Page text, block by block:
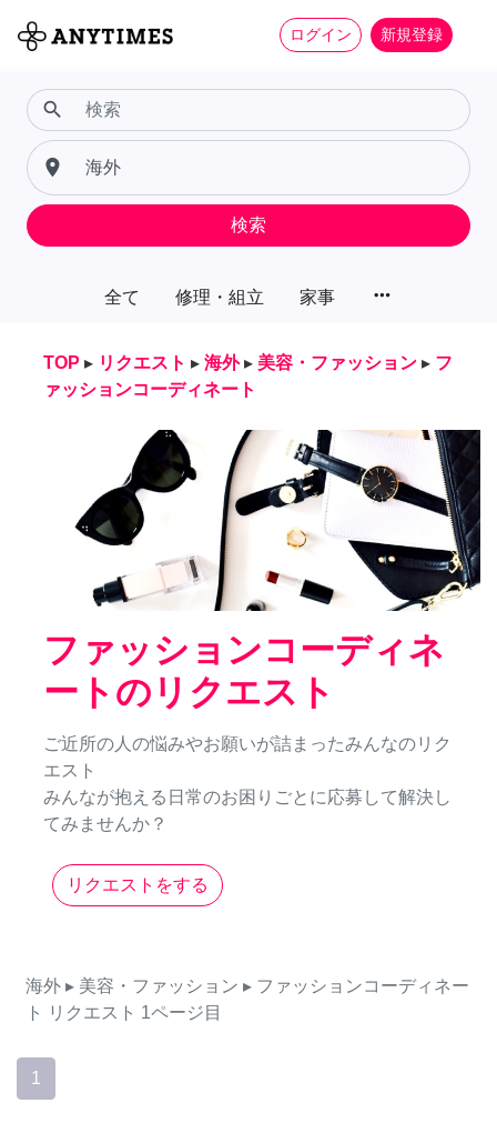
ログイン 新規登録
全て 修理・組立 家事 more_horiz
search
place
検索
TOP ▸ リクエスト ▸ 海外 ▸ 美容・ファッション ▸ フ
ァッションコーディネート
ファッションコーディネ
ートのリクエスト
ご近所の人の悩みやお願いが詰まったみんなのリク
エスト
みんなが抱える日常のお困りごとに応募して解決し
てみませんか？
リクエストをする
海外 ▸ 美容・ファッション ▸ ファッションコーディネー
ト
リクエスト 1ページ目
1